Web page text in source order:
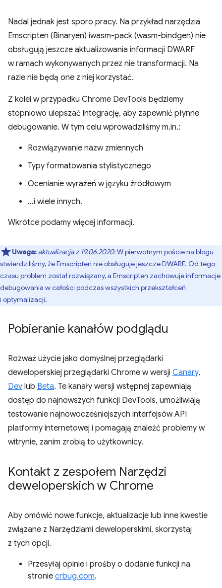
Nadal jednak jest sporo pracy. Na przykład narzędzia
Emscripten (Binaryen) iwasm-pack (wasm-bindgen) nie
obsługują jeszcze aktualizowania informacji DWARF
w ramach wykonywanych przez nie transformacji. Na
razie nie będą one z niej korzystać.
Z kolei w przypadku Chrome DevTools będziemy
stopniowo ulepszać integrację, aby zapewnić płynne
debugowanie. W tym celu wprowadziliśmy m.in.:
Rozwiązywanie nazw zmiennych
Typy formatowania stylistycznego
Ocenianie wyrażeń w języku źródłowym
…i wiele innych.
Wkrótce podamy więcej informacji.
Uwaga: aktualizacja z 19.06.2020:W pierwotnym poście na blogu
stwierdziliśmy, że Emscripten nie obsługuje jeszcze DWARF. Od tego
czasu problem został rozwiązany, a Emscripten zachowuje informacje
debugowania w całości podczas wszystkich przekształceń
i optymalizacji.
Pobieranie kanałów podglądu
Rozważ użycie jako domyślnej przeglądarki
deweloperskiej przeglądarki Chrome w wersji Canary,
Dev lub Beta. Te kanały wersji wstępnej zapewniają
dostęp do najnowszych funkcji DevTools, umożliwiają
testowanie najnowocześniejszych interfejsów API
platformy internetowej i pomagają znaleźć problemy w
witrynie, zanim zrobią to użytkownicy.
Kontakt z zespołem Narzędzi
deweloperskich w Chrome
Aby omówić nowe funkcje, aktualizacje lub inne kwestie
związane z Narzędziami deweloperskimi, skorzystaj
z tych opcji.
Przesyłaj opinie i prośby o dodanie funkcji na
stronie crbug.com.